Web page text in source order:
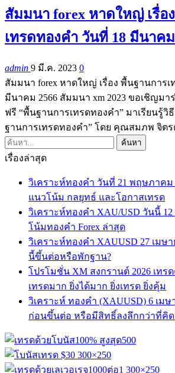
สัมมนา forex หาดใหญ่ เรื่อ
เทรดทองคำ วันที่ 18 มีนาคม
admin 9 มี.ค. 2023 0
สัมมนา forex หาดใหญ่ เรื่อง พื้นฐานการ
มีนาคม 2566 สัมมนา xm 2023 ขอเชิญมา
ฟรี “พื้นฐานการเทรดทองคำ” มาเรียนรู้วิ
ฐานการเทรดทองคำ” โดย คุณสมภพ จิต
เรื่องล่าสุด
วิเคราะห์ทองคำ วันที่ 21 พฤษภาคม
แนวโน้ม กลยุทธ์ และโอกาสเทรด
วิเคราะห์ทองคำ XAU/USD วันนี้
โน้มทองคำ Forex ล่าสุด
วิเคราะห์ทองคำ XAUUSD 27 เมษ
นี้ขึ้นต่อหรือพักฐาน?
โปรโมชั่น XM สงกรานต์ 2026 เทร
เทรดมาก ยิ่งได้มาก ยิ่งเทรด ยิ่งคุ้ม
วิเคราะห์ ทองคำ (XAUUSD) 6 เม
ก่อนขึ้นต่อ หรือมีสิทธิ์ลงลึกกว่าที่คิด